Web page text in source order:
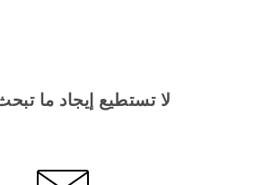
لا تستطيع إيجاد ما